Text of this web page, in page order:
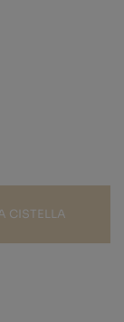
CISTELLA